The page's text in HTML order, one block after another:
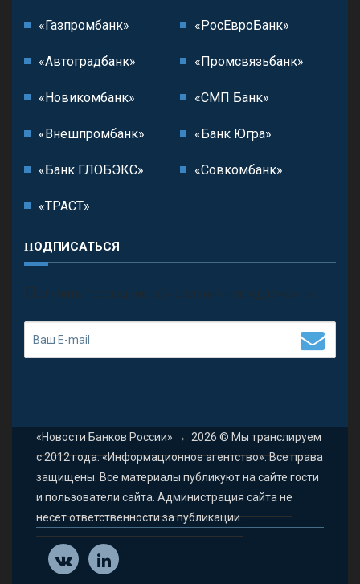
«Газпромбанк» «РосЕвроБанк»
«Автоградбанк» «Промсвязьбанк»
«Новикомбанк» «СМП Банк»
«Внешпромбанк» «Банк Югра»
«Банк ГЛОБЭКС» «Совкомбанк»
«ТРАСТ»
ПОДПИСАТЬСЯ
П олучить последние обновления и предложения.
«Новости Банков России» → 2026 © Мы транслируем
с 2012 года. «Информационное агентство». Все права
защищены. Все материалы публикуют на сайте гости
и пользователи сайта. Администрация сайта не
несет ответственности за публикации.